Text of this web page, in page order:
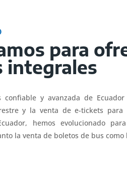
para
integrales
confiable y avanzada de
y la venta de e-tickets para
hemos evolucionado
la venta de boletos de bus como